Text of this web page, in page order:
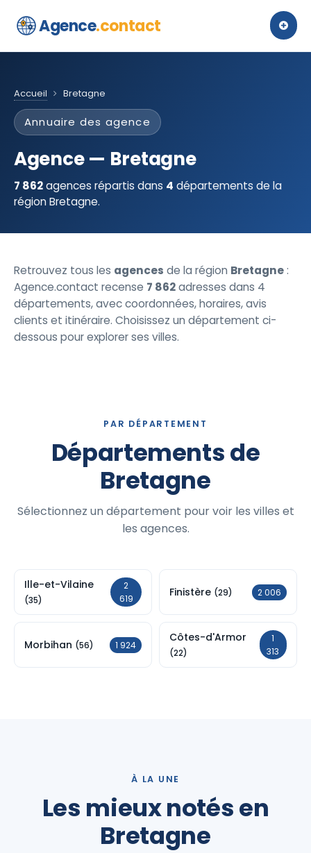
Agence.contact
Accueil Bretagne
Annuaire des agence
Agence — Bretagne
7 862agences répartis dans 4 départements de la
région Bretagne.
Retrouvez tous les agences de la région Bretagne:
Agence.contact recense 7 862adresses dans 4
départements, avec coordonnées, horaires, avis
clients et itinéraire. Choisissez un département ci-
dessous pour explorer ses villes.
PAR DÉPARTEMENT
Départements de
Bretagne
Sélectionnez un département pour voir les villes et
les agences.
Ille-et-Vilaine
(35)
2
619
Finistère (29) 2 006
Morbihan (56) 1 924
Côtes-d'Armor
(22)
1
313
À LA UNE
Les mieux notés en
Bretagne